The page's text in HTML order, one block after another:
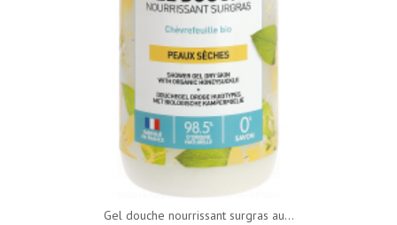
Gel douche nourrissant surgras au...